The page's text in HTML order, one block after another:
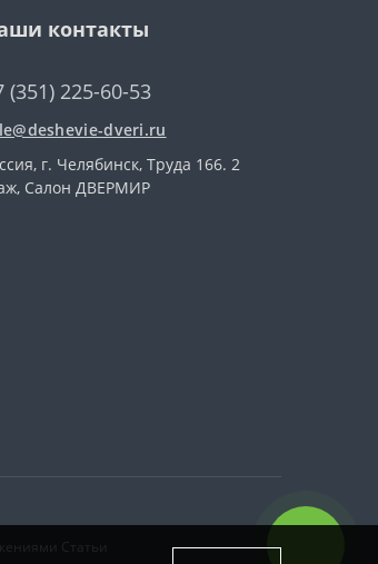
контакты
(351) 225-60-53
dveri.ru
г. Челябинск, Труда 166. 2
Салон ДВЕРМИР
Статьи